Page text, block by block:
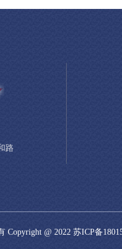
路
Copyright @ 2022 苏ICP备